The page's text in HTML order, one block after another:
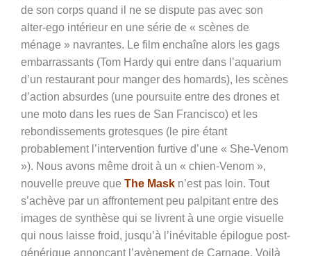
de son corps quand il ne se dispute pas avec son
alter-ego intérieur en une série de « scènes de
ménage » navrantes. Le film enchaîne alors les gags
embarrassants (Tom Hardy qui entre dans l’aquarium
d’un restaurant pour manger des homards), les scènes
d’action absurdes (une poursuite entre des drones et
une moto dans les rues de San Francisco) et les
rebondissements grotesques (le pire étant
probablement l’intervention furtive d’une « She-Venom
»). Nous avons même droit à un « chien-Venom »,
nouvelle preuve que The Mask n’est pas loin. Tout
s’achève par un affrontement peu palpitant entre des
images de synthèse qui se livrent à une orgie visuelle
qui nous laisse froid, jusqu’à l’inévitable épilogue post-
générique annonçant l’avènement de Carnage. Voilà